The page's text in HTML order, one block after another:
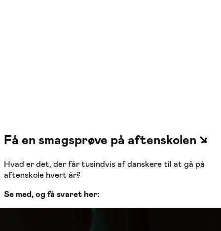
Få en smagsprøve på aftenskolen ↘
Hvad er det, der får tusindvis af danskere til at gå på
aftenskole hvert år?
Se med, og få svaret her: